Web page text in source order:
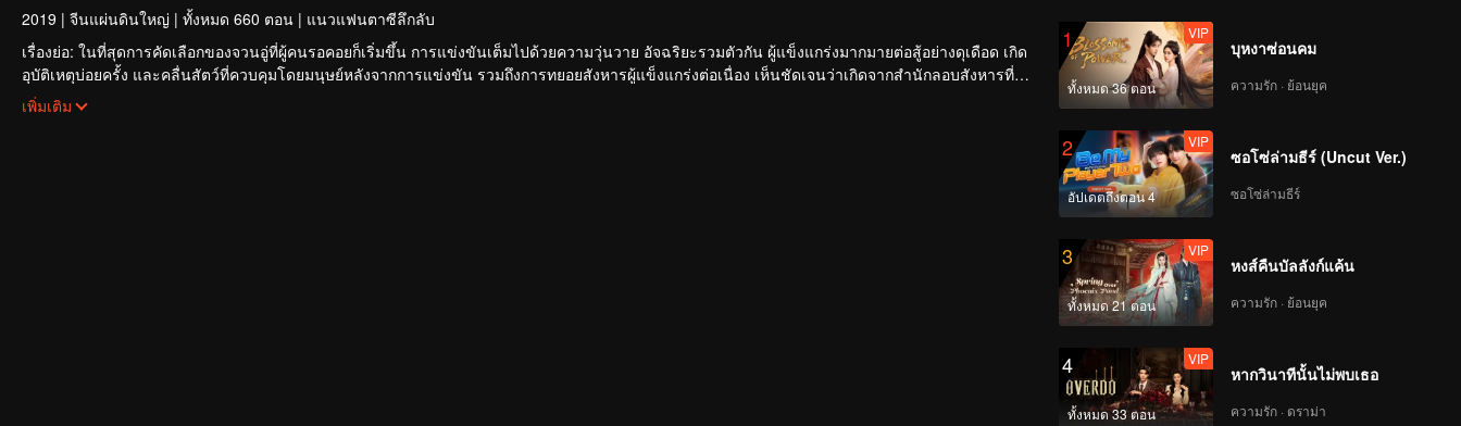
2019 | จีนแผ่นดินใหญ่ | ทั้งหมด 660 ตอน | แนวแฟนตาซีลึกลับ
เรื่องย่อ: ในที่สุดการคัดเลือกของจวนอู่ที่ผู้คนรอคอยก็เริ่มขึ้น การแข่งขันเต็มไปด้วยความวุ่นวาย อัจฉริยะรวมตัวกัน ผู้แข็งแกร่งมากมายต่อสู้อย่างดุเดือด เกิด
อุบัติเหตุบ่อยครั้ง และคลื่นสัตว์ที่ควบคุมโดยมนุษย์หลังจากการแข่งขัน รวมถึงการทยอยสังหารผู้แข็งแกร่งต่อเนื่อง เห็นชัดเจนว่าเกิดจากสำนักลอบสังหารที่
ใหญ่โตและลึกลับ นั่นคือ สำนักเทียนเหยี่ยน มาดูกันว่าฉู่สิงอวิ๋นจะแหวกโค่นดงหนามท่ามกลางการลอบสังหารที่ไม่อาจคาดเดานี้ได้อย่างไร
เพิ่มเติม
1
ทั้งหมด 36 ตอน
VIP
บุหงาซ่อนคม
ความรัก · ย้อนยุค
2
อัปเดตถึงตอน 4
VIP
ซอโซ่ล่ามธีร์ (Uncut Ver.)
ซอโซ่ล่ามธีร์
3
ทั้งหมด 21 ตอน
VIP
หงส์คืนบัลลังก์แค้น
ความรัก · ย้อนยุค
4
ทั้งหมด 33 ตอน
VIP
หากวินาทีนั้นไม่พบเธอ
ความรัก · ดราม่า